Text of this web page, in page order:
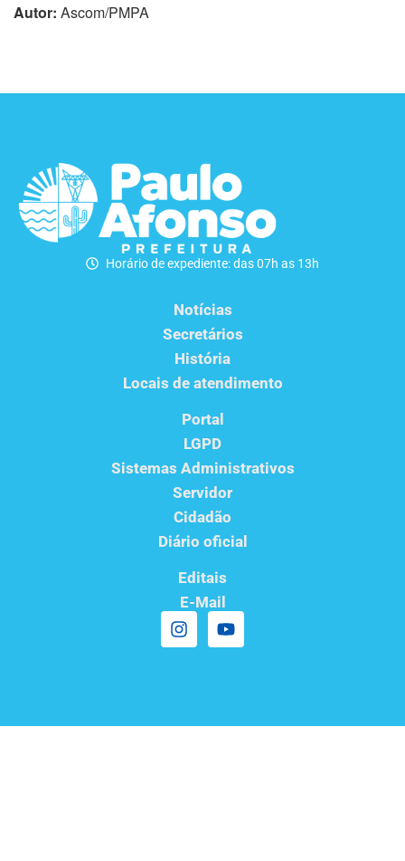
Autor: Ascom/PMPA
Horário de expediente: das 07h as 13h
Notícias
Secretários
História
Locais de atendimento
Portal
LGPD
Sistemas Administrativos
Servidor
Cidadão
Diário oficial
Editais
E-Mail